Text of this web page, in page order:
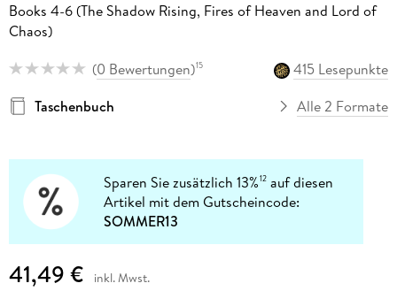
Books 4-6 (The Shadow Rising, Fires of Heaven and Lord of
Chaos)
(0 Bewertungen)15
415 Lesepunkte
Taschenbuch
Alle 2 Formate
Sparen Sie zusätzlich 13%12 auf diesen
Artikel mit dem Gutscheincode:
SOMMER13
41,49 € inkl. Mwst.